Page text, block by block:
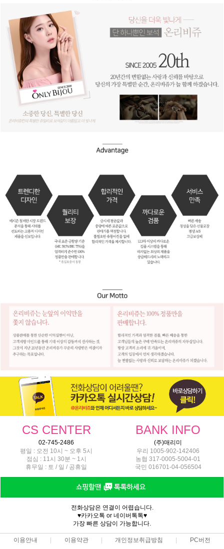
CS CENTER BANK INFO
02-745-2486
(주)매리미
평일 : 오전 10시 ~ 오후 5시
점심 : 11시 30분 ~ 1시
휴무일 : 토 / 일 / 공휴일
우리 1005-902-142406
농협 317-0005-5004-01
국민 016701-04-056504
전화상담은 연결이 어렵습니다.
♥카카오톡 or 네이버톡톡♥
가장 빠른 상담이 가능합니다.
이용안내 이용약관 개인정보취급방침 PC버전